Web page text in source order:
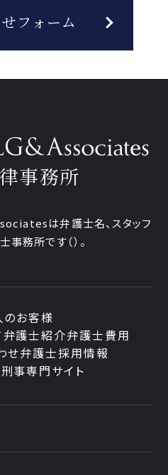
フォーム
事務所
は弁護士名、 スタッフ
事務所です（）。
のお客様
弁護士紹介弁護士費用
せ弁護士採用情報
刑事専門サイト